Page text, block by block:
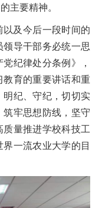
主要精神。
及今后一段时间的
导干部务必统一思
纪律处分条例》，
育的重要讲话和重
纪、守纪，切切实
牢思想防线，坚守
量推进学校科技工
一流农业大学的目